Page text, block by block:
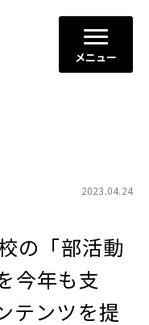
メニュー
2023.04.24
の「部活動
今年も支
テンツを提
年